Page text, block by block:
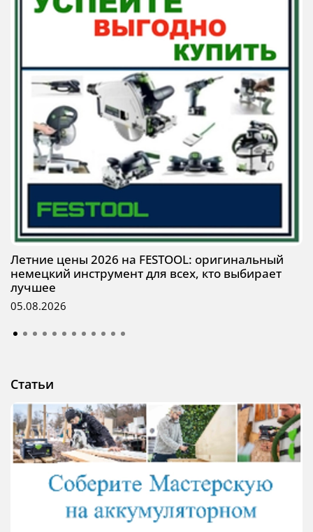
Летние цены 2026 на FESTOOL: оригинальный
немецкий инструмент для всех, кто выбирает
лучшее
05.08.2026
Статьи